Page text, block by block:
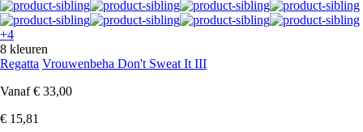
+4
8 kleuren
Regatta Vrouwenbeha Don't Sweat It III
Vanaf € 33,00
€ 15,81